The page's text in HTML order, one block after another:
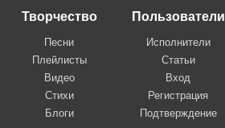
Творчество
Песни
Плейлисты
Видео
Стихи
Блоги
Пользователи
Исполнители
Статьи
Вход
Регистрация
Подтверждение